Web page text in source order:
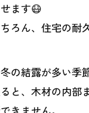
ます😷
ろん、住宅の耐
の結露が多い季
と、木材の内部